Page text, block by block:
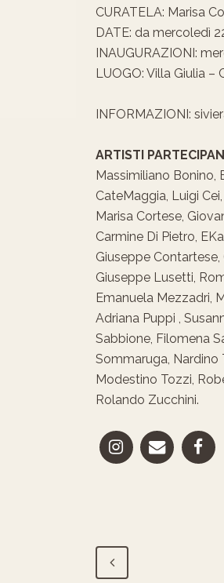
CURATELA: Marisa
DATE: da mercoledì
INAUGURAZIONI:
LUOGO: Villa Giulia –
INFORMAZIONI:
ARTISTI
Massimiliano Bonino,
CateMaggia, Luigi
Marisa Cortese,
Carmine Di Pietro,
Giuseppe
Giuseppe Lusetti,
Emanuela Mezzadri,
Adriana Puppi ,
Sabbione, Filomena
Sommaruga, Nardino
Modestino Tozzi,
Rolando Zucchini.